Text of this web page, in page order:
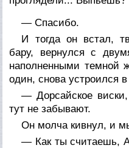
— Спасибо.
И тогда он встал,
бару, вернулся с
наполненными темной
один, снова устроился
— Дорсайское
тут не забывают.
Он молча кивнул, и
— Как ты считаешь,